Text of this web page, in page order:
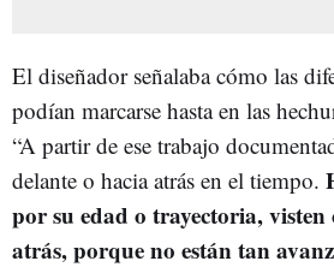
El diseñador señalaba cómo las
podían marcarse hasta en las
“A partir de ese trabajo
delante o hacia atrás en el tiempo.
por su edad o trayectoria, visten
atrás, porque no están tan